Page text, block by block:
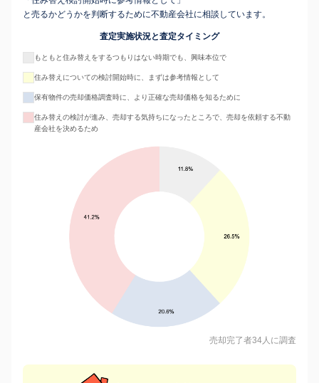
と売るかどうかを判断するために不動産会社に相談しています。
査定実施状況と査定タイミング
もともと住み替えをするつもりはない時期でも、興味本位で
住み替えについての検討開始時に、まずは参考情報として
保有物件の売却価格調査時に、より正確な売却価格を知るために
住み替えの検討が進み、売却する気持ちになったところで、売却を依頼する不動
産会社を決めるため
売却完了者34人に調査